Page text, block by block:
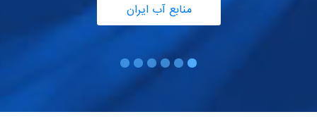
منابع آب ایران